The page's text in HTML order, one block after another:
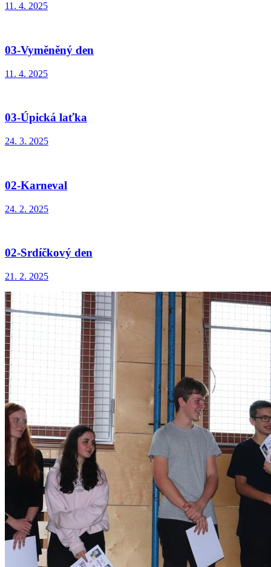
11. 4. 2025
03-Vyměněný den
11. 4. 2025
03-Úpická laťka
24. 3. 2025
02-Karneval
24. 2. 2025
02-Srdíčkový den
21. 2. 2025